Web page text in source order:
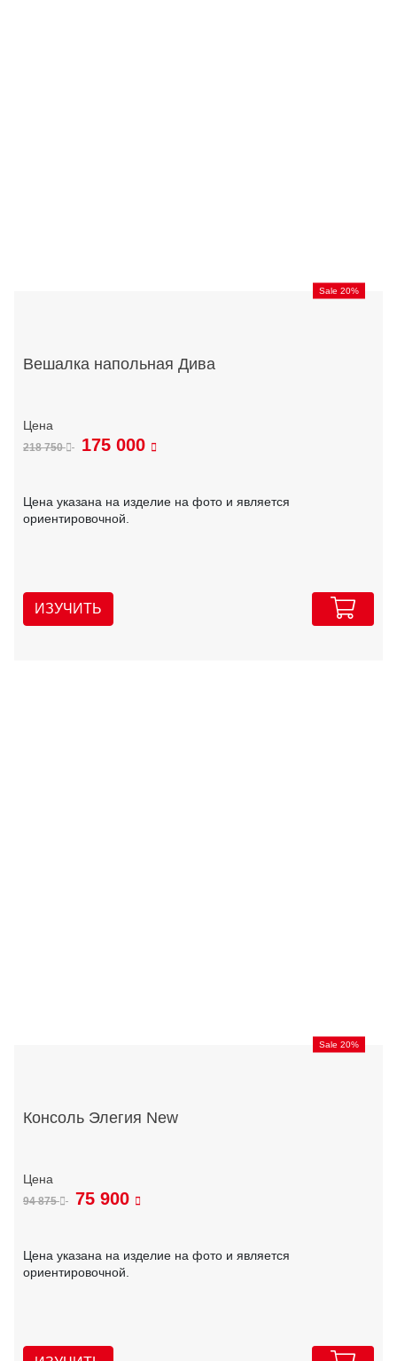
Sale 20%
Вешалка напольная Дива
218 750 175 000
Цена указана на изделие на фото и является
ориентировочной.
ИЗУЧИТЬ
Sale 20%
Консоль Элегия New
94 875 75 900
Цена указана на изделие на фото и является
ориентировочной.